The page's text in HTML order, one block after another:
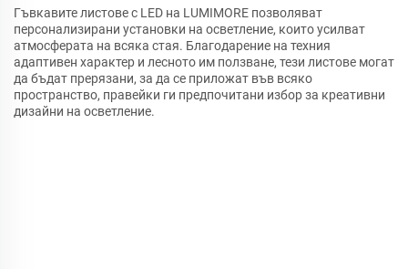
Гъвкавите листове с LED на LUMIMORE позволяват
персонализирани установки на осветление, които усилват
атмосферата на всяка стая. Благодарение на техния
адаптивен характер и лесното им ползване, тези листове могат
да бъдат прерязани, за да се приложат във всяко
пространство, правейки ги предпочитани избор за креативни
дизайни на осветление.